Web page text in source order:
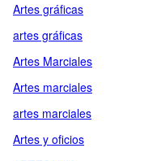
Artes gráficas
artes gráficas
Artes Marciales
Artes marciales
artes marciales
Artes y oficios